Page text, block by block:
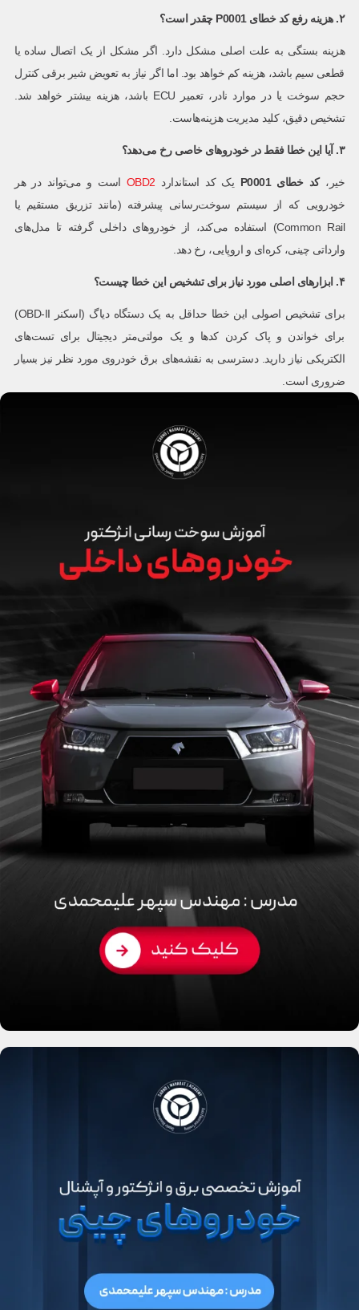
۲. هزینه رفع کد خطای P0001 چقدر است؟
هزینه بستگی به علت اصلی مشکل دارد. اگر مشکل از یک اتصال ساده یا
قطعی سیم باشد، هزینه کم خواهد بود. اما اگر نیاز به تعویض شیر برقی کنترل
حجم سوخت یا در موارد نادر، تعمیر ECU باشد، هزینه بیشتر خواهد شد.
تشخیص دقیق، کلید مدیریت هزینه‌هاست.
۳. آیا این خطا فقط در خودروهای خاصی رخ می‌دهد؟
خیر،کد خطایP0001 یک کد استاندارد OBD2 است و می‌تواند در هر
خودرویی که از سیستم سوخت‌رسانی پیشرفته (مانند تزریق مستقیم یا
Common Rail) استفاده می‌کند، از خودروهای داخلی گرفته تا مدل‌های
وارداتی چینی، کره‌ای و اروپایی، رخ دهد.
۴. ابزارهای اصلی مورد نیاز برای تشخیص این خطا چیست؟
برای تشخیص اصولی این خطا حداقل به یک دستگاه دیاگ (اسکنر OBD-II)
برای خواندن و پاک کردن کدها و یک مولتی‌متر دیجیتال برای تست‌های
الکتریکی نیاز دارید. دسترسی به نقشه‌های برق خودروی مورد نظر نیز بسیار
ضروری است.